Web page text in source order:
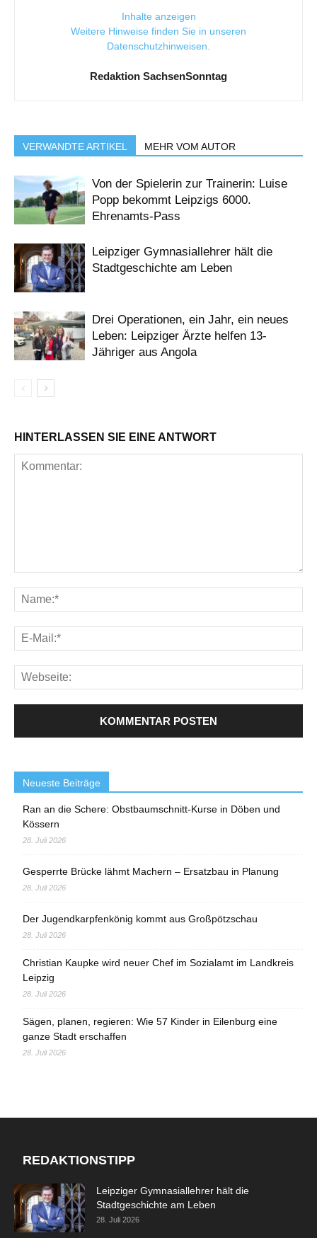
Inhalte anzeigen
Weitere Hinweise finden Sie in unseren
Datenschutzhinweisen
Redaktion SachsenSonntag
VERWANDTE ARTIKEL MEHR VOM AUTOR
Von der Spielerin zur Trainerin: Luise
Popp bekommt Leipzigs 6000.
Ehrenamts-Pass
Leipziger Gymnasiallehrer hält die
Stadtgeschichte am Leben
Drei Operationen, ein Jahr, ein neues
Leben: Leipziger Ärzte helfen 13-
Jähriger aus Angola
HINTERLASSEN SIE EINE ANTWORT
Neueste Beiträge
Ran an die Schere: Obstbaumschnitt-Kurse in Döben und
Kössern
28. Juli 2026
Gesperrte Brücke lähmt Machern – Ersatzbau in Planung
28. Juli 2026
Der Jugendkarpfenkönig kommt aus Großpötzschau
28. Juli 2026
Christian Kaupke wird neuer Chef im Sozialamt im Landkreis
Leipzig
28. Juli 2026
Sägen, planen, regieren: Wie 57 Kinder in Eilenburg eine
ganze Stadt erschaffen
28. Juli 2026
REDAKTIONSTIPP
Leipziger Gymnasiallehrer hält die
Stadtgeschichte am Leben
28. Juli 2026